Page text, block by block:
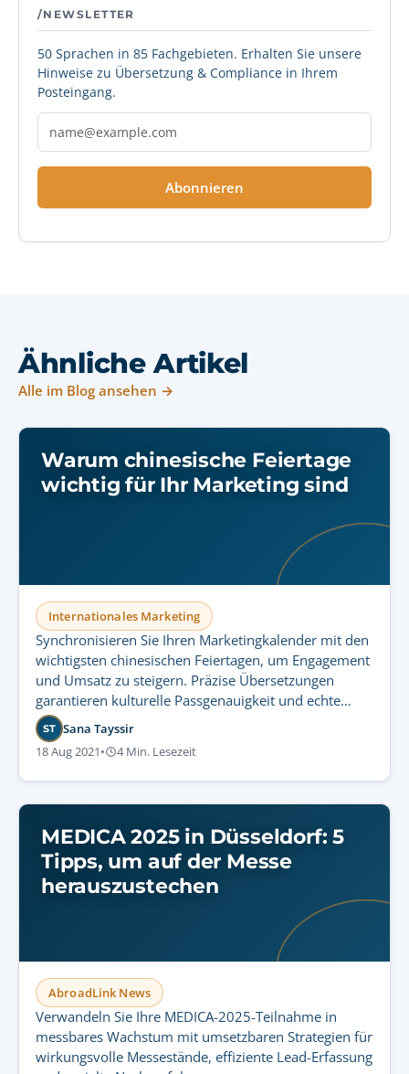
/NEWSLETTER
50 Sprachen in 85 Fachgebieten. Erhalten Sie unsere
Hinweise zu Übersetzung & Compliance in Ihrem
Posteingang.
Abonnieren
Ähnliche Artikel
Alle im Blog ansehen →
Warum chinesische Feiertage
wichtig für Ihr Marketing sind
Internationales Marketing
Synchronisieren Sie Ihren Marketingkalender mit den
wichtigsten chinesischen Feiertagen, um Engagement
und Umsatz zu steigern. Präzise Übersetzungen
garantieren kulturelle Passgenauigkeit und echte
Marktresonanz.
ST Sana Tayssir
18 Aug 2021• 4 Min. Lesezeit
MEDICA 2025 in Düsseldorf: 5
Tipps, um auf der Messe
herauszustechen
AbroadLink News
Verwandeln Sie Ihre MEDICA-2025-Teilnahme in
messbares Wachstum mit umsetzbaren Strategien für
wirkungsvolle Messestände, effiziente Lead-Erfassung